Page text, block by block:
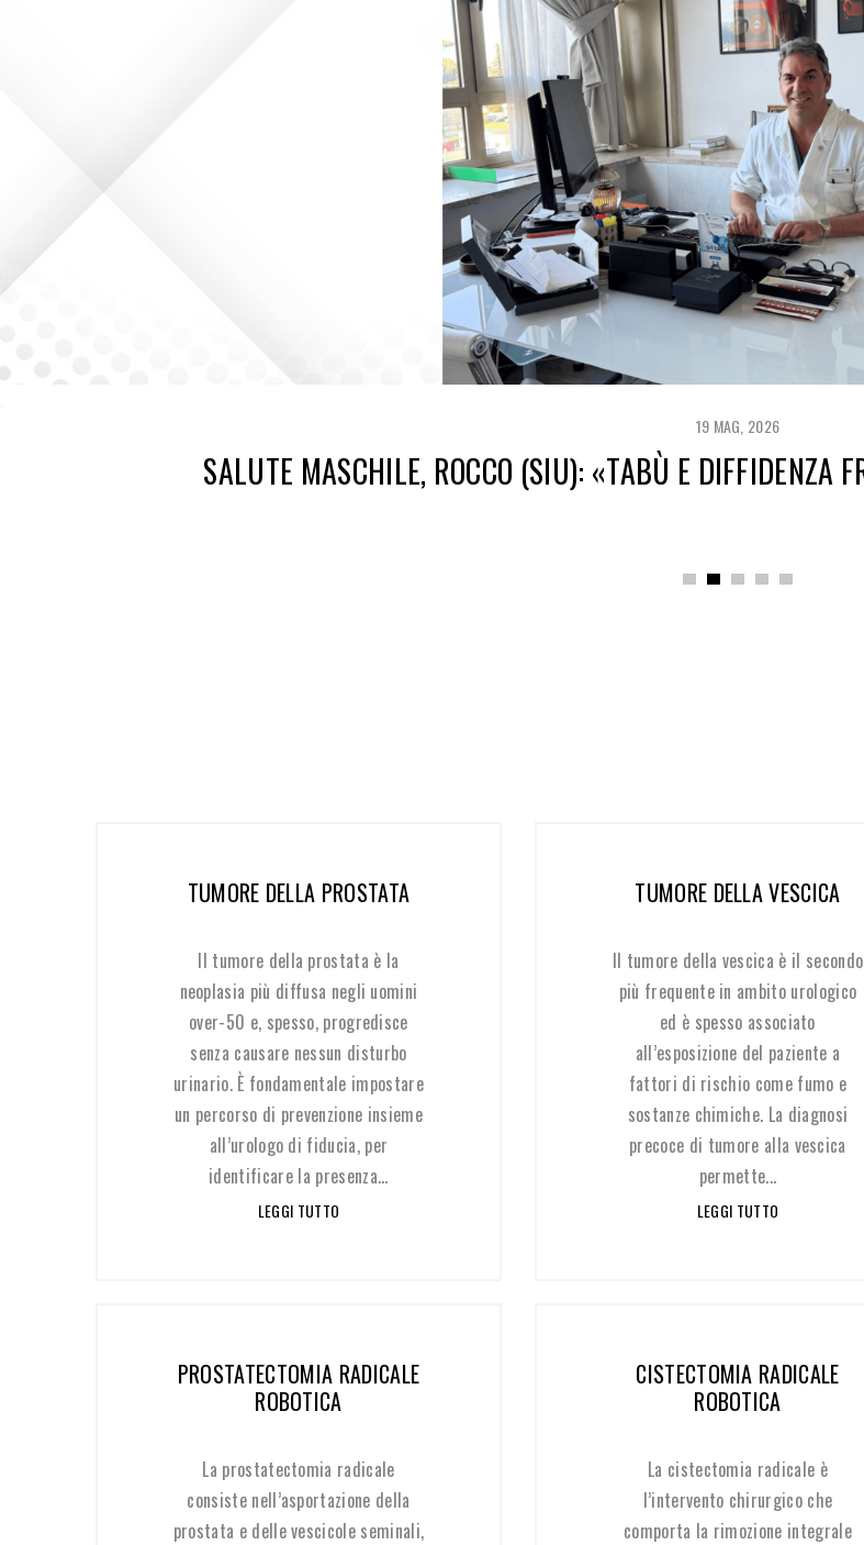
TUMORE DELLA PROSTATA
Il tumore della prostata è la
neoplasia più diffusa negli uomini
over-50 e, spesso, progredisce
senza causare nessun disturbo
urinario. È fondamentale impostare
un percorso di prevenzione insieme
all’urologo di fiducia, per
identificare la presenza...
LEGGI TUTTO
TUMORE DELLA VESCICA
Il tumore della vescica è il secondo
più frequente in ambito urologico
ed è spesso associato
all’esposizione del paziente a
fattori di rischio come fumo e
sostanze chimiche. La diagnosi
precoce di tumore alla vescica
permette...
LEGGI TUTTO
PROSTATECTOMIA RADICALE
ROBOTICA
La prostatectomia radicale
consiste nell’asportazione della
prostata e delle vescicole seminali,
CISTECTOMIA RADICALE
ROBOTICA
La cistectomia radicale è
l’intervento chirurgico che
comporta la rimozione integrale